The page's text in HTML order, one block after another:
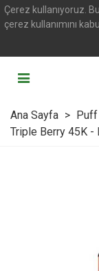
Çerez kullanıyoruz.
çerez kullanımını
Ana Sayfa > Puff
Triple Berry 45K -